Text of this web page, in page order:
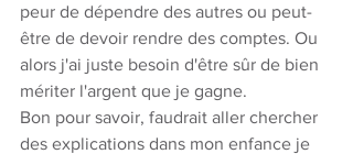
peur de dépendre des autres ou peut-
être de devoir rendre des comptes. Ou
alors j'ai juste besoin d'être sûr de bien
mériter l'argent que je gagne.
Bon pour savoir, faudrait aller chercher
des explications dans mon enfance je